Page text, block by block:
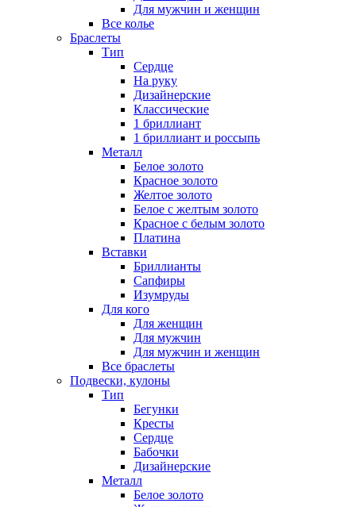
Для мужчин и женщин
Все колье
Браслеты
Тип
Сердце
На руку
Дизайнерские
Классические
1 бриллиант
1 бриллиант и россыпь
Металл
Белое золото
Красное золото
Желтое золото
Белое с желтым золото
Красное с белым золото
Платина
Вставки
Бриллианты
Сапфиры
Изумруды
Для кого
Для женщин
Для мужчин
Для мужчин и женщин
Все браслеты
Подвески, кулоны
Тип
Бегунки
Кресты
Сердце
Бабочки
Дизайнерские
Металл
Белое золото